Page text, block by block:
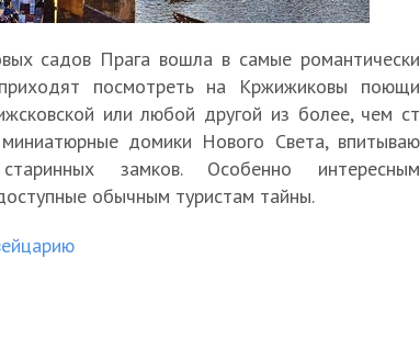
садов Прага вошла в самые
посмотреть на Кржижиковы
или любой другой из более, чем
домики Нового Света,
замков. Особенно
обычным туристам тайны.